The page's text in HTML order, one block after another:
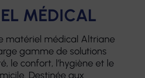
MÉDICAL
matériel médical Altriane
gamme de solutions
le confort, l’hygiène et le
Destinée aux